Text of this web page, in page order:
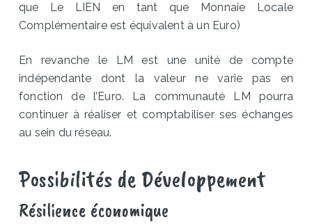
que Le LIEN en tant que Monnaie Locale
Complémentaire est équivalent à un Euro)
En revanche le LM est une unité de compte
indépendante dont la valeur ne varie pas en
fonction de l’Euro. La communauté LM pourra
continuer à réaliser et comptabiliser ses échanges
au sein du réseau.
Possibilités de Développement
Résilience économique